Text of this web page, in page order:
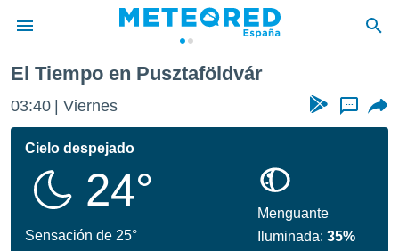
de
por
se
calidad.
a este
las
El Tiempo en Pusztaföldvár
03:40 Viernes ...
Cielo despejado
24°
Sensación de 25°
Menguante
Iluminada:35%